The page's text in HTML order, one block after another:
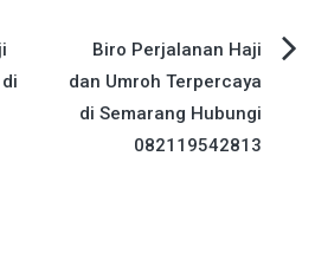
Biro Perjalanan Haji
dan Umroh Terpercaya
di Semarang Hubungi
082119542813